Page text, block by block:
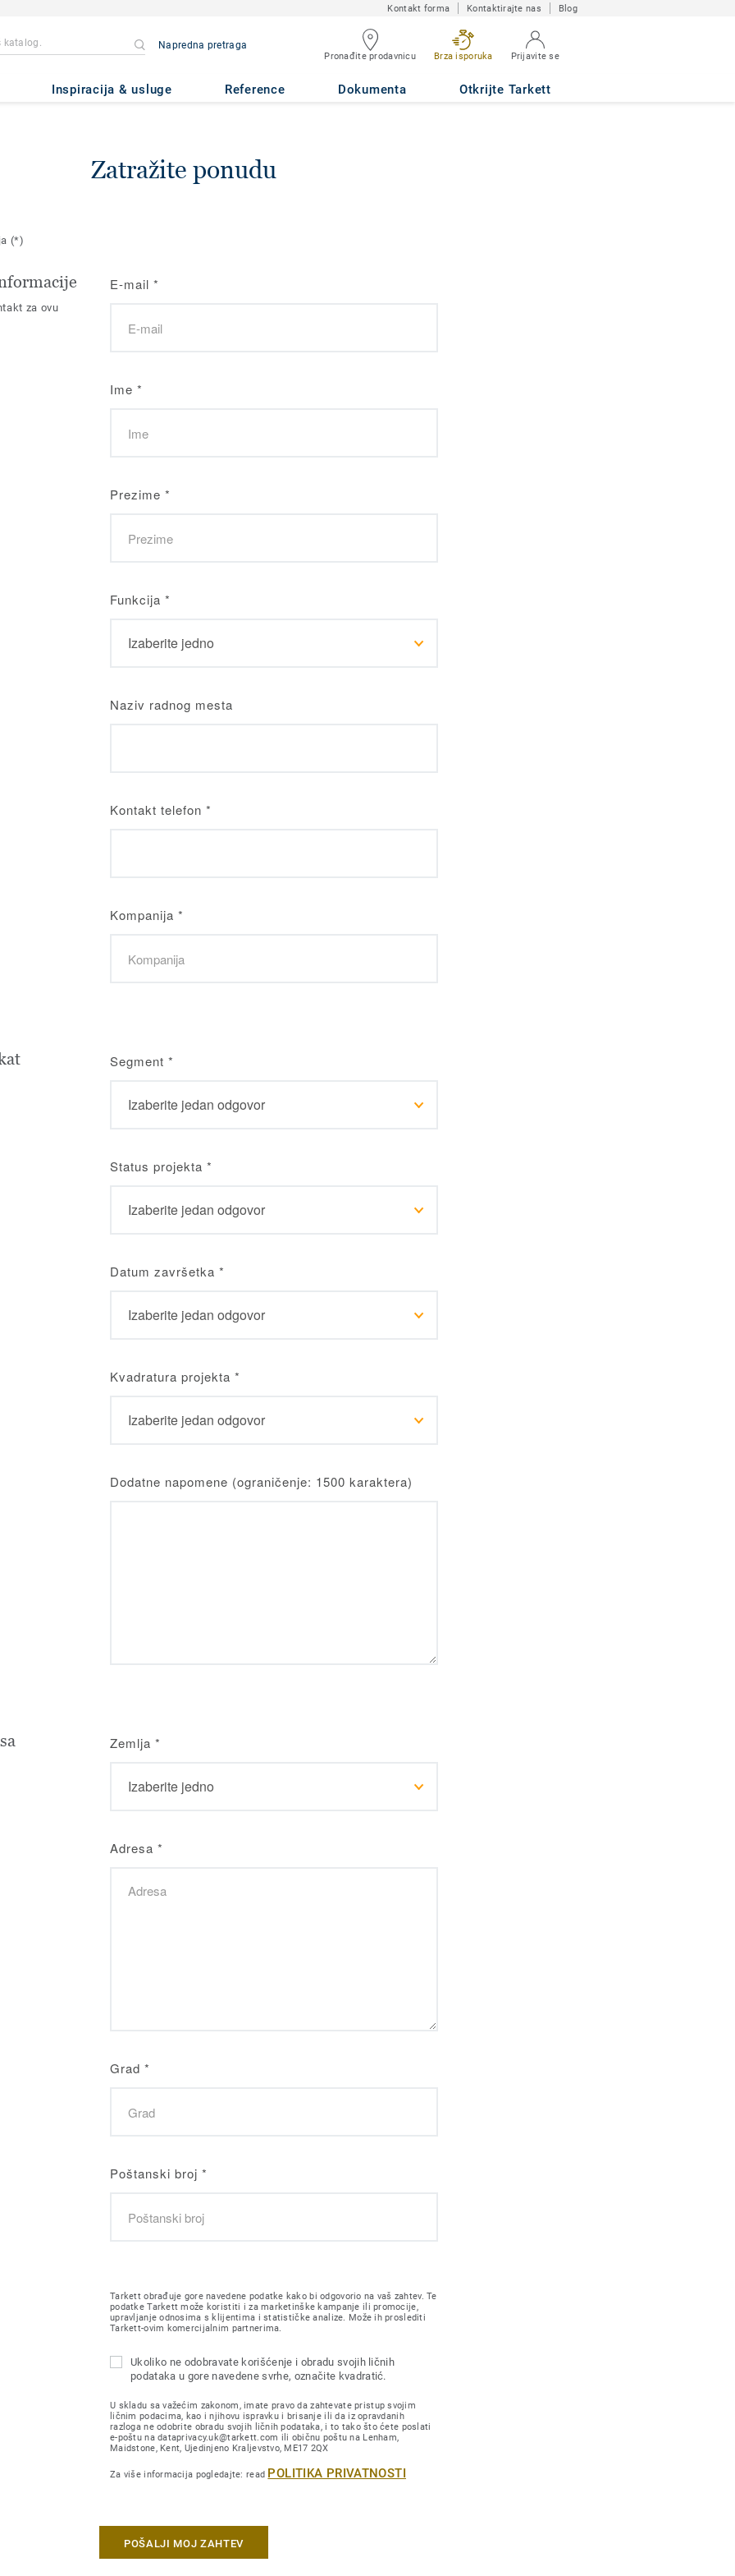
Kontakt forma Kontaktirajte nas Blog
Napredna pretraga
Pronađite prodavnicu Brza isporuka Prijavite se
Inspiracija & usluge Reference Dokumenta Otkrijte Tarkett
Zatražite ponudu
(*)
za ovu
E-mail *
Ime *
Prezime *
Funkcija *
Naziv radnog mesta
Kontakt telefon *
Kompanija *
Segment *
Status projekta *
Datum završetka *
Kvadratura projekta *
Dodatne napomene (ograničenje: 1500 karaktera)
Zemlja *
Adresa *
Grad *
Poštanski broj *
Tarkett obrađuje gore navedene podatke kako bi odgovorio na vaš zahtev. Te
podatke Tarkett može koristiti i za marketinške kampanje ili promocije,
upravljanje odnosima s klijentima i statističke analize. Može ih proslediti
Tarkett-ovim komercijalnim partnerima.
Ukoliko ne odobravate korišćenje i obradu svojih ličnih
podataka u gore navedene svrhe, označite kvadratić.
U skladu sa važećim zakonom, imate pravo da zahtevate pristup svojim
ličnim podacima, kao i njihovu ispravku i brisanje ili da iz opravdanih
razloga ne odobrite obradu svojih ličnih podataka, i to tako što ćete poslati
e-poštu na dataprivacy.uk@tarkett.com ili običnu poštu na Lenham,
Maidstone, Kent, Ujedinjeno Kraljevstvo, ME17 2QX
Za više informacija pogledajte: read POLITIKA PRIVATNOSTI
POŠALJI MOJ ZAHTEV